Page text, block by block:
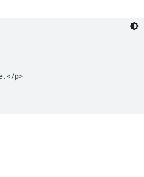
p>